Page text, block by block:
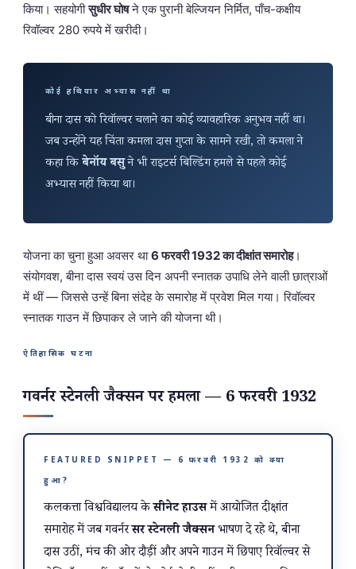
किया। सहयोगीसुधीर घोषने एक पुरानी बेल्जियन निर्मित, पाँच-कक्षीय
रिवॉल्वर 280 रुपये में खरीदी।
कोई हथियार अभ्यास नहीं था
बीना दास को रिवॉल्वर चलाने का कोई व्यावहारिक अनुभव नहीं था।
जब उन्होंने यह चिंता कमला दास गुप्ता के सामने रखी, तो कमला ने
कहा किबेनॉय बसुने भी राइटर्स बिल्डिंग हमले से पहले कोई
अभ्यास नहीं किया था।
योजना का चुना हुआ अवसर था6 फरवरी 1932 का दीक्षांत समारोह।
संयोगवश, बीना दास स्वयं उस दिन अपनी स्नातक उपाधि लेने वाली छात्राओं
में थीं — जिससे उन्हें बिना संदेह के समारोह में प्रवेश मिल गया। रिवॉल्वर
स्नातक गाउन में छिपाकर ले जाने की योजना थी।
ऐतिहासिक घटना
गवर्नर स्टेनली जैक्सन पर हमला — 6 फरवरी 1932
FEATURED SNIPPET — 6 फरवरी 1932 को क्या
हुआ?
कलकत्ता विश्वविद्यालय केसीनेट हाउसमें आयोजित दीक्षांत
समारोह में जब गवर्नरसर स्टेनली जैक्सनभाषण दे रहे थे, बीना
दास उठीं, मंच की ओर दौड़ीं और अपने गाउन में छिपाए रिवॉल्वर से